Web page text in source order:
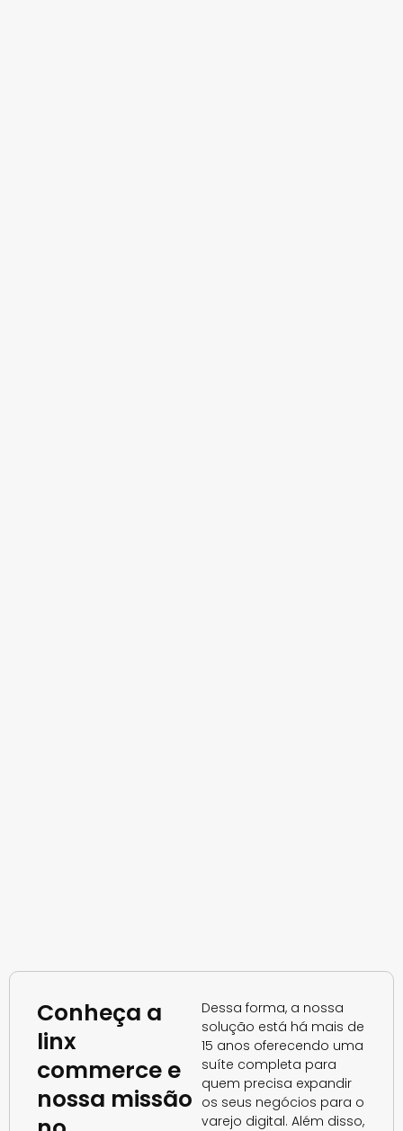
Conheça a
linx
commerce e
nossa missão
Dessa forma, a nossa
solução está há mais de
15 anos oferecendo uma
suíte completa para
quem precisa expandir
os seus negócios para o
varejo digital. Além disso,